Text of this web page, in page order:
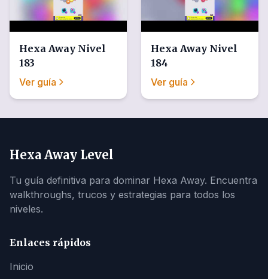
Hexa Away Nivel
183
Ver guía
Hexa Away Nivel
184
Ver guía
Hexa Away Level
Tu guía definitiva para dominar Hexa Away. Encuentra
walkthroughs, trucos y estrategias para todos los
niveles.
Enlaces rápidos
Inicio